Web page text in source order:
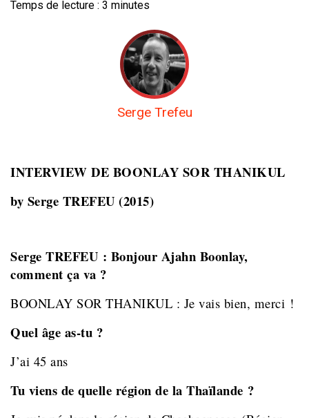
Temps de lecture : 3 minutes
Serge Trefeu
INTERVIEW DE BOONLAY SOR THANIKUL
by Serge TREFEU (2015)
Serge TREFEU : Bonjour Ajahn Boonlay,
comment ça va ?
BOONLAY SOR THANIKUL : Je vais bien, merci !
Quel âge as-tu ?
J’ai 45 ans
Tu viens de quelle région de la Thaïlande ?